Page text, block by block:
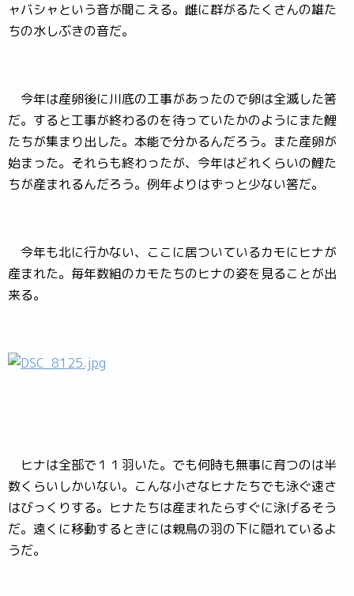
ャバシャという音が聞こえる。雌に群がるたくさんの雄た
ちの水しぶきの音だ。
今年は産卵後に川底の工事があったので卵は全滅した筈
だ。すると工事が終わるのを待っていたかのようにまた鯉
たちが集まり出した。本能で分かるんだろう。また産卵が
始まった。それらも終わったが、今年はどれくらいの鯉た
ちが産まれるんだろう。例年よりはずっと少ない筈だ。
今年も北に行かない、ここに居ついているカモにヒナが
産まれた。毎年数組のカモたちのヒナの姿を見ることが出
来る。
ヒナは全部で１１羽いた。でも何時も無事に育つのは半
数くらいしかいない。こんな小さなヒナたちでも泳ぐ速さ
はびっくりする。ヒナたちは産まれたらすぐに泳げるそう
だ。遠くに移動するときには親鳥の羽の下に隠れているよ
うだ。